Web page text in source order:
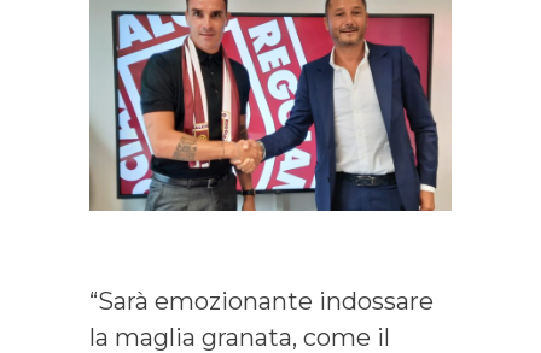
“Sarà emozionante indossare
la maglia granata, come il